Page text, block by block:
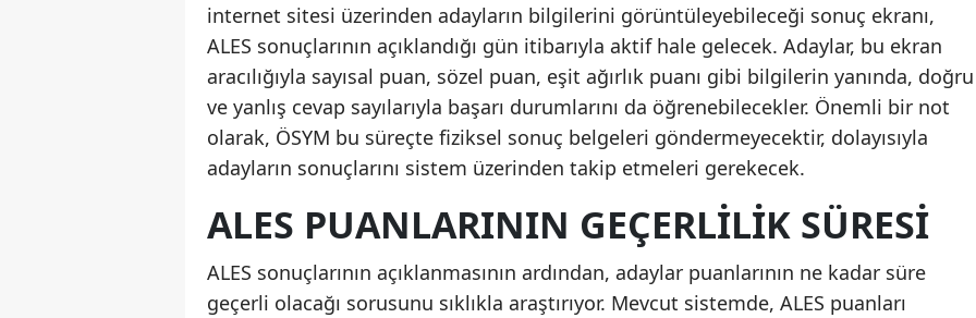
internet sitesi üzerinden adayların bilgilerini görüntüleyebileceği sonuç ekranı,
ALES sonuçlarının açıklandığı gün itibarıyla aktif hale gelecek. Adaylar, bu ekran
aracılığıyla sayısal puan, sözel puan, eşit ağırlık puanı gibi bilgilerin yanında, doğru
ve yanlış cevap sayılarıyla başarı durumlarını da öğrenebilecekler. Önemli bir not
olarak, ÖSYM bu süreçte fiziksel sonuç belgeleri göndermeyecektir, dolayısıyla
adayların sonuçlarını sistem üzerinden takip etmeleri gerekecek.
ALES PUANLARININ GEÇERLILIK SÜRESI
ALES sonuçlarının açıklanmasının ardından, adaylar puanlarının ne kadar süre
geçerli olacağı sorusunu sıklıkla araştırıyor. Mevcut sistemde, ALES puanları